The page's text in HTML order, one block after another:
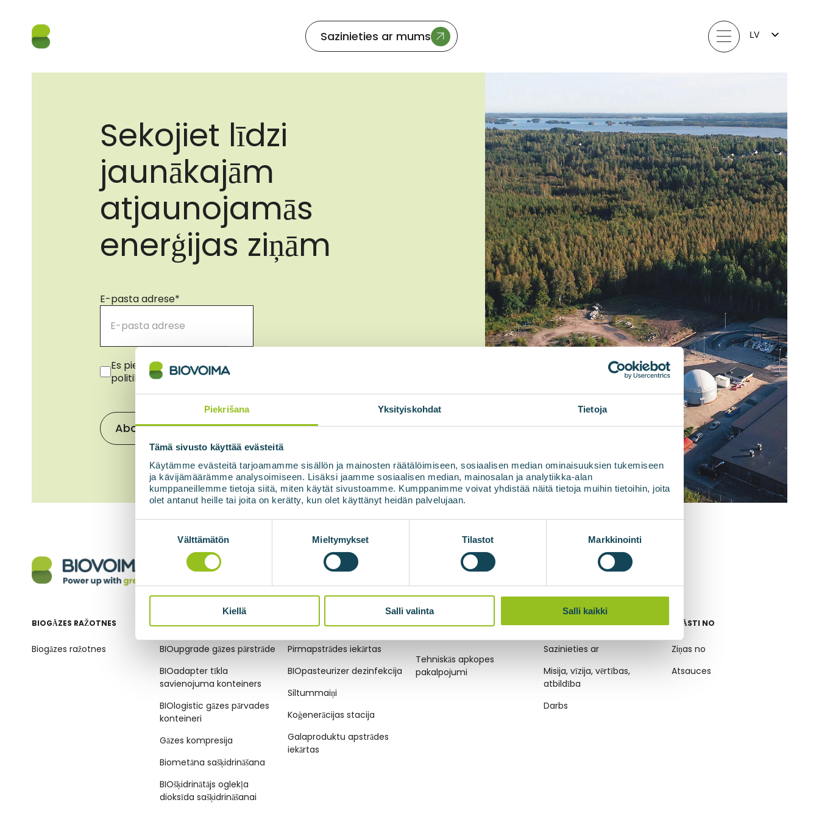
Piekrišana Yksityiskohdat Tietoja
Tämä sivusto käyttää evästeitä
Käytämme evästeitä tarjoamamme sisällön ja mainosten räätälöimiseen, sosiaalisen median ominaisuuksien tukemiseen
ja kävijämäärämme analysoimiseen. Lisäksi jaamme sosiaalisen median, mainosalan ja analytiikka-alan
kumppaneillemme tietoja siitä, miten käytät sivustoamme. Kumppanimme voivat yhdistää näitä tietoja muihin tietoihin, joita
olet antanut heille tai joita on kerätty, kun olet käyttänyt heidän palvelujaan.
Välttämätön Mieltymykset Tilastot Markkinointi
Kiellä Salli valinta Salli kaikki
Sazinieties ar mums
LV
Sekojiet līdzi
jaunākajām
atjaunojamās
enerģijas ziņām
E-pasta adrese*
Piekrišana *
Es piekrītu savu datu izmantošanai saskaņā ar konfidencialitātes
politiku.
*
BIOGĀZES RAŽOTNES
Biogāzes ražotnes
BIOMETĀNA TEHNOLOĢIJAS
BIOupgrade gāzes pārstrāde
BIOadapter tīkla
savienojuma konteiners
BIOlogistic gāzes pārvades
konteineri
Gāzes kompresija
Biometāna sašķidrināšana
BIOšķidrinātājs oglekļa
dioksīda sašķidrināšanai
BIOGĀZES TEHNOLOĢIJAS
Pirmapstrādes iekārtas
BIOpasteurizer dezinfekcija
Siltummaiņi
Koģenerācijas stacija
Galaproduktu apstrādes
iekārtas
TEHNISKĀS APKOPES
Tehniskās apkopes
pakalpojumi
UZŅĒMUMS
Sazinieties ar
Misija, vīzija, vērtības,
atbildība
Darbs
STĀSTI NO
Ziņas no
Atsauces